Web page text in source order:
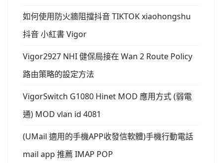
如何使用防火牆阻擋抖音 TIKTOK xiaohongshu
抖音 小紅書 Vigor
Vigor2927 NHI 健保局接在 Wan 2 Route Policy
路由策略的設定方法
VigorSwitch G1080 Hinet MOD 應用方式 (弱電
通) MOD vlan id 4081
(UMail 適用的手機APP收發信軟體)手機行動電話
mail app 推薦 IMAP POP